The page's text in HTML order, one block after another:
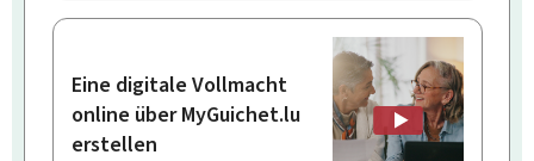
Eine digitale Vollmacht
online über MyGuichet.lu
erstellen